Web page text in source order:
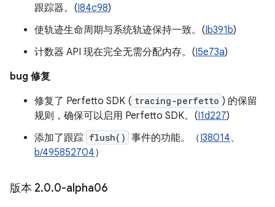
跟踪器。(I84c98)
使轨迹生命周期与系统轨迹保持一致。(Ib391b)
计数器 API 现在完全无需分配内存。(I5e73a)
bug 修复
修复了 Perfetto SDK ( tracing-perfetto ) 的保留
规则，确保可以启用 Perfetto SDK。(I1d227)
添加了跟踪 flush() 事件的功能。（I38014、
b/495852704）
版本 2.0.0-alpha06